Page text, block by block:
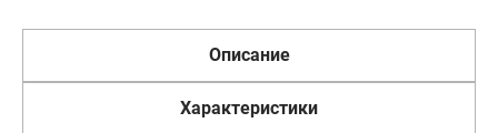
Описание
Характеристики